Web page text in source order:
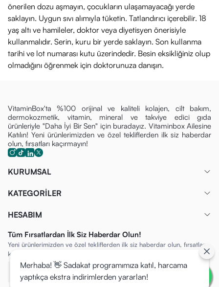
önerilen dozu aşmayın, çocukların ulaşamayacağı yerde
saklayın. Uygun sıvı alımıyla tüketin. Tatlandırıcı içerebilir. 18
yaş altı ve hamileler, doktor veya diyetisyen önerisiyle
kullanmalıdır. Serin, kuru bir yerde saklayın. Son kullanma
tarihi ve lot numarası kutu üzerindedir. Besin eksikliğiniz olup
olmadığını öğrenmek için doktorunuza danışın.
VitaminBox'ta %100 orijinal ve kaliteli kolajen, cilt bakım,
dermokozmetik, vitamin, mineral ve takviye edici gıda
ürünleriyle "Daha İyi Bir Sen" için buradayız. Vitaminbox Ailesine
Katılın! Yeni ürünlerimizden ve özel tekliflerden ilk siz haberdar
olun, fırsatları kaçırmayın!
KURUMSAL
KATEGORİLER
HESABIM
Tüm Fırsatlardan İlk Siz Haberdar Olun!
Yeni ürünlerimizden ve özel tekliflerden ilk siz haberdar olun, fırsatları
kaçırmayın!
Merhaba! 👋 Sadakat programımıza katıl, harcama
yaptıkça ekstra indirimlerden yararlan!